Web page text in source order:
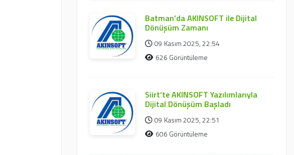
Batman’da AKINSOFT ile Dijital
Dönüşüm Zamanı
09 Kasım 2025, 22:54
626 Görüntüleme
Siirt’te AKINSOFT Yazılımlarıyla
Dijital Dönüşüm Başladı
09 Kasım 2025, 22:51
606 Görüntüleme